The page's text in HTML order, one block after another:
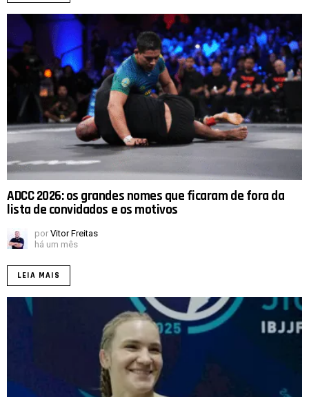
ADCC 2026: os grandes nomes que ficaram de fora da
lista de convidados e os motivos
por Vitor Freitas
há um mês
LEIA MAIS